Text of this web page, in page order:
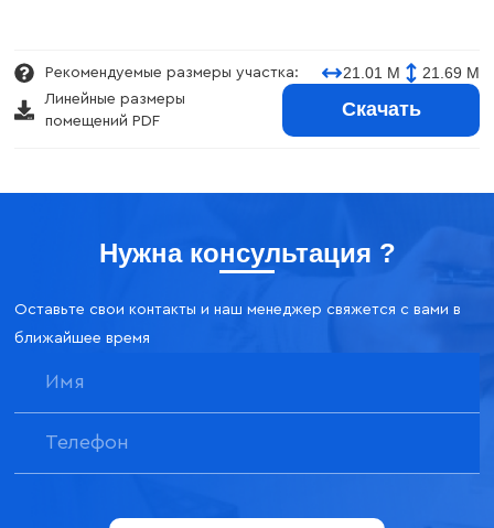
Рекомендуемые размеры участка: 21.01 М 21.69 М
Линейные размеры
помещений PDF
Скачать
Нужна консультация ?
Оставьте свои контакты и наш менеджер свяжется с вами в
ближайшее время